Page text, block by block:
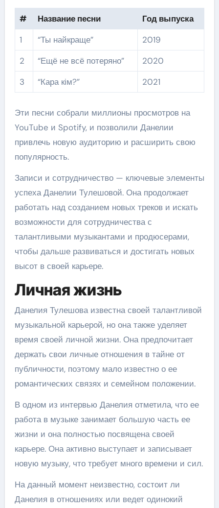
# Название песни
Год выпуска
1
“Ты найкраще”
2019
2
“Ещё не всё потеряно”
2020
3
“Кара кім?” 2021
Эти песни собрали миллионы просмотров на
YouTube и Spotify, и позволили Данелии
привлечь новую аудиторию и расширить свою
популярность.
Записи и сотрудничество — ключевые элементы
успеха Данелии Тулешовой. Она продолжает
работать над созданием новых треков и искать
возможности для сотрудничества с
талантливыми музыкантами и продюсерами,
чтобы дальше развиваться и достигать новых
высот в своей карьере.
Личная жизнь
Данелия Тулешова известна своей талантливой
музыкальной карьерой, но она также уделяет
время своей личной жизни. Она предпочитает
держать свои личные отношения в тайне от
публичности, поэтому мало известно о ее
романтических связях и семейном положении.
В одном из интервью Данелия отметила, что ее
работа в музыке занимает большую часть ее
жизни и она полностью посвящена своей
карьере. Она активно выступает и записывает
новую музыку, что требует много времени и сил.
На данный момент неизвестно, состоит ли
Данелия в отношениях или ведет одинокий